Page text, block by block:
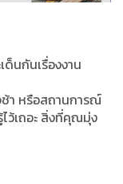
ด็นกันเรื่องงาน
ช้า หรือสถานการณ์
ว้เถอะ สิ่งที่คุณมุ่ง